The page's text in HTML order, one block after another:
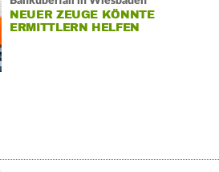
NEUER ZEUGE KÖNNTE
ERMITTLERN HELFEN